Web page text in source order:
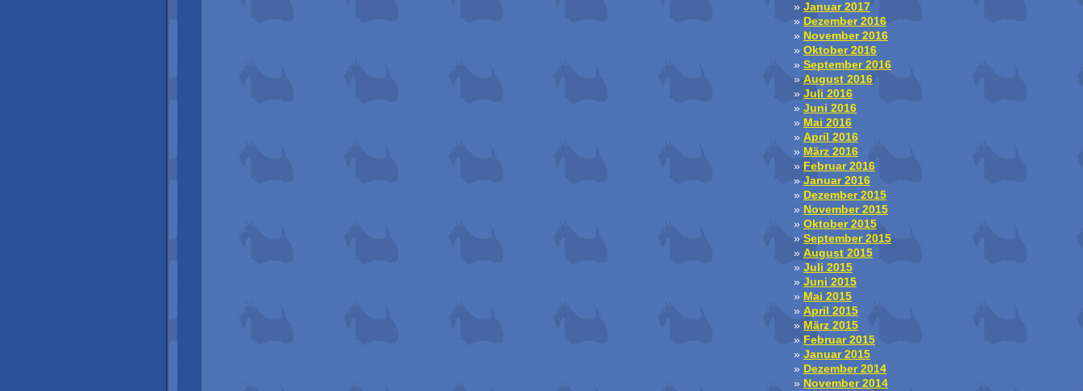
Januar 2017
Dezember 2016
November 2016
Oktober 2016
September 2016
August 2016
Juli 2016
Juni 2016
Mai 2016
April 2016
März 2016
Februar 2016
Januar 2016
Dezember 2015
November 2015
Oktober 2015
September 2015
August 2015
Juli 2015
Juni 2015
Mai 2015
April 2015
März 2015
Februar 2015
Januar 2015
Dezember 2014
November 2014